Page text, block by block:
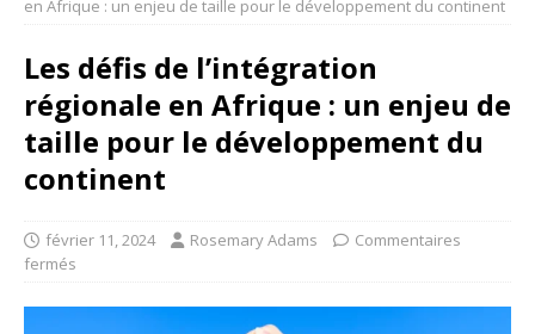
en Afrique : un enjeu de taille pour le développement du continent
Les défis de l’intégration
régionale en Afrique : un enjeu de
taille pour le développement du
continent
février 11, 2024 Rosemary Adams
Commentaires
fermés